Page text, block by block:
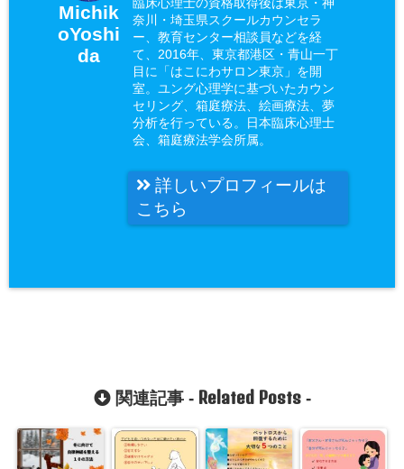
Michik
oYoshi
da
奈川・埼玉県スクールカウンセラ
ー、教育センター相談員などを経
て、2016年、東京都港区・青山一丁
目に「はこにわサロン東京」を開
室。ユング心理学に基づいたカウン
セリング、箱庭療法、絵画療法、夢
分析を行っている。日本臨床心理士
会、箱庭療法学会所属。
詳しいプロフィールは
こちら
関連記事 - Related Posts-